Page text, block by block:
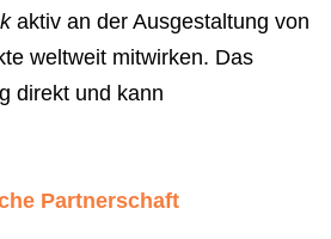
aktiv an der Ausgestaltung von
weltweit mitwirken. Das
direkt und kann
Partnerschaft